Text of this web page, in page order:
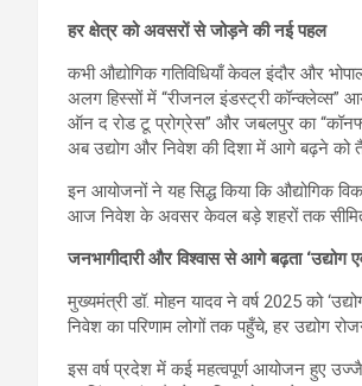
हर क्षेत्र को अवसरों से जोड़ने की नई पहल
कभी औद्योगिक गतिविधियाँ केवल इंदौर और
अलग हिस्सों में “रीजनल इंडस्ट्री कॉन्क्लेव्स”
ऑन द रोड टू प्रोग्रेस” और जबलपुर का
अब उद्योग और निवेश की दिशा में आगे बढ़ने को
इन आयोजनों ने यह सिद्ध किया कि औद्योगिक
आज निवेश के अवसर केवल बड़े शहरों तक सीमित
जनभागीदारी और विश्वास से आगे बढ़ता ‘उद्योग
मुख्यमंत्री डॉ. मोहन यादव ने वर्ष 2025 को
निवेश का परिणाम लोगों तक पहुँचे, हर उद्योग
इस वर्ष प्रदेश में कई महत्वपूर्ण आयोजन हुए